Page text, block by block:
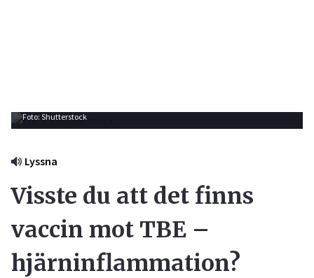
Foto: Shutterstock
Lyssna
Visste du att det finns
vaccin mot TBE –
hjärninflammation?